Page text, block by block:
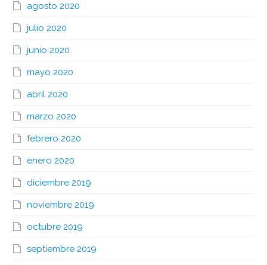
agosto 2020
julio 2020
junio 2020
mayo 2020
abril 2020
marzo 2020
febrero 2020
enero 2020
diciembre 2019
noviembre 2019
octubre 2019
septiembre 2019